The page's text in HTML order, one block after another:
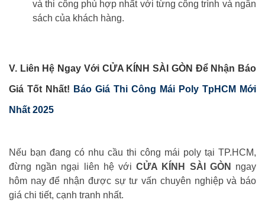
và thi công phù hợp nhất với từng công trình và ngân
sách của khách hàng.
V. Liên Hệ Ngay Với CỬA KÍNH SÀI GÒN Để Nhận Báo
Giá Tốt Nhất! Báo Giá Thi Công Mái Poly TpHCM Mới
Nhất 2025
Nếu bạn đang có nhu cầu thi công mái poly tại TP.HCM,
đừng ngần ngại liên hệ vớiCỬA KÍNH SÀI GÒN
ngay
hôm nay để nhận được sự tư vấn chuyên nghiệp và báo
giá chi tiết, cạnh tranh nhất.